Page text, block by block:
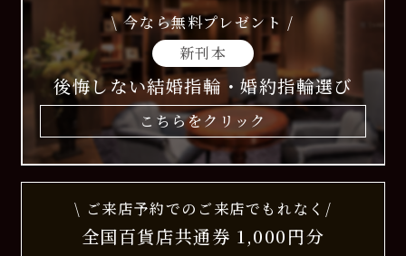
\ 今なら無料プレゼント /
新刊本
後悔しない結婚指輪・婚約指輪選び
こちらをクリック
\ ご来店予約でのご来店でもれなく/
全国百貨店共通券 1,000円分